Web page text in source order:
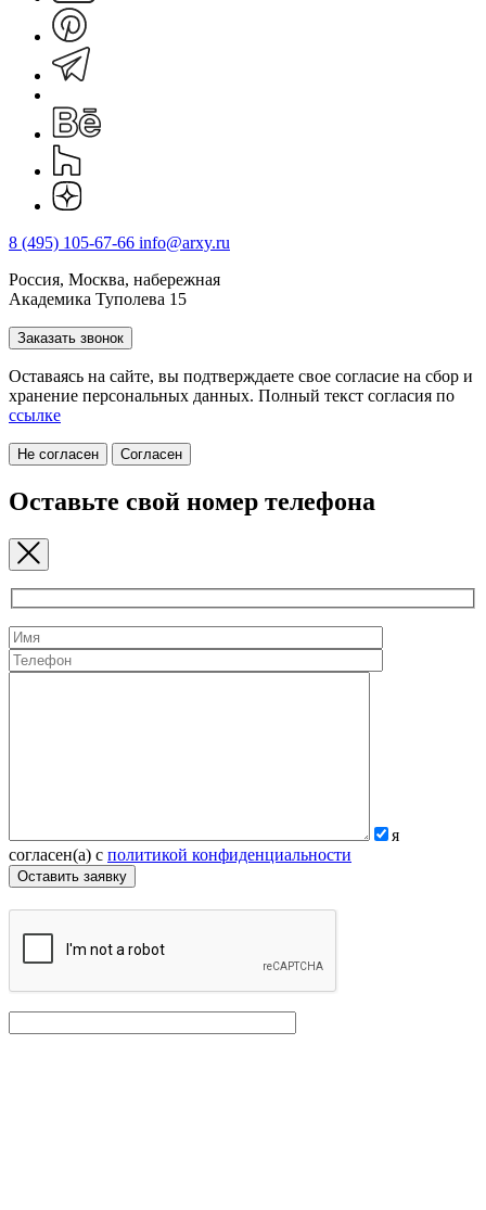
8 (495) 105-67-66 info@arxy.ru
Россия, Москва, набережная
Академика Туполева 15
Заказать звонок
Оставаясь на сайте, вы подтверждаете свое согласие на cбор и
хранение персональных данных. Полный текст согласия по
ссылке
Не согласен Согласен
Оставьте свой номер телефона
я
согласен(а) с политикой конфиденциальности